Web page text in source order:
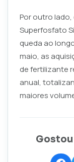
Por outro
Superfosfato
queda ao
maio, as
de fertilizante
anual,
maiores